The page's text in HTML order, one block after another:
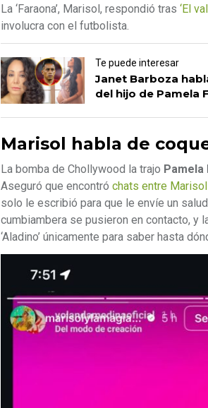
La ‘Faraona’, Marisol, respondió tras ‘El
involucra con el futbolista.
Te puede interesar
Janet Barboza
del hijo de Pamela
Marisol habla de
La bomba de Chollywood la trajo Pamela
Aseguró que encontró chats entre
solo le escribió para que le envíe un
cumbiambera se pusieron en contacto, y
‘Aladino’ únicamente para saber hasta